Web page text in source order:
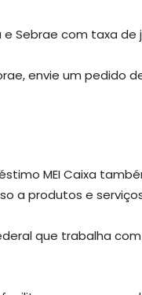
Sebrae com taxa de
envie um pedido
MEI Caixa
a produtos e
que trabalha